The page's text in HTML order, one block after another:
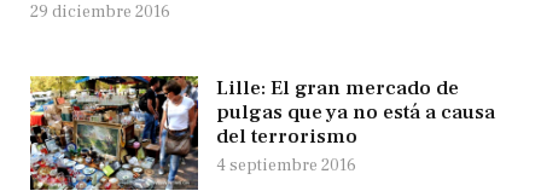
29 diciembre 2016
Lille: El gran mercado de
pulgas que ya no está a causa
del terrorismo
4 septiembre 2016